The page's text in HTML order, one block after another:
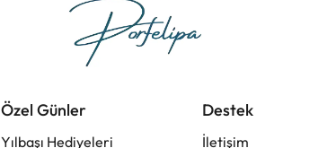
Özel Günler
Yılbaşı Hediyeleri
Destek
İletişim